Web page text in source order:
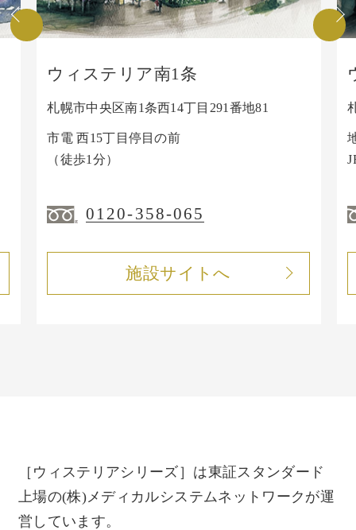
ウィステリア南1条
札幌市中央区南1条西14丁目291番地81
市電 西15丁目停目の前
（徒歩1分）
0120-358-065
施設サイトへ
［ウィステリアシリーズ］は東証スタンダード
上場の(株)メディカルシステムネットワークが運
営しています。